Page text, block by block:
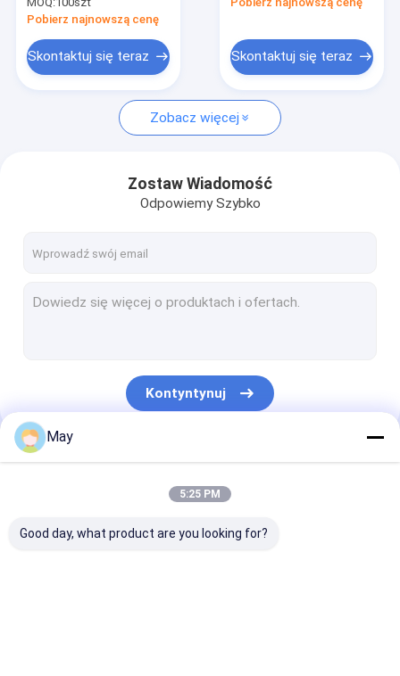
Nowości
Poproś o wycenę
Czujnik ruchu mikrofalowego
Czujnik ruchu Pir
Czujnik funkcji włączony
198-264Vac
50Hz/60Hz
Pobierz najnowszą cenę
Skontaktuj się teraz Skontaktuj się teraz
Zobacz więcej
Zostaw Wiadomość
Odpowiemy Szybko
Kontyntynuj
Nasze Kategorie
May
5:25 PM
Good day, what product are you looking for?